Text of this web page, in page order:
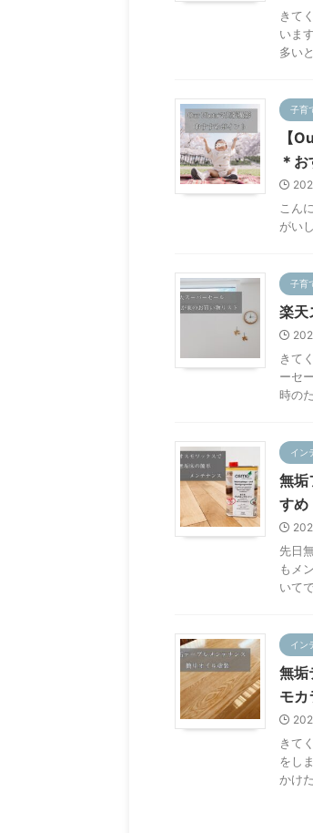
きて
いま
多い
子育
【
＊
こん
がい
子育
楽天
きて
ーセ
時の
イン
無垢
すめ
先日
もメ
いて
イン
無垢
モカ
きて
をし
かけ